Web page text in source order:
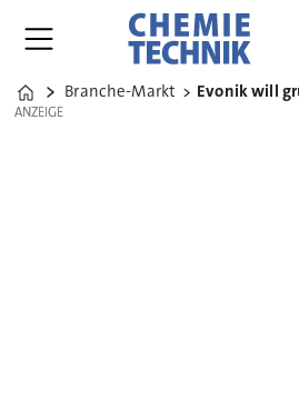
Home
Branche-Markt
ANZEIGE
ANZEIGE